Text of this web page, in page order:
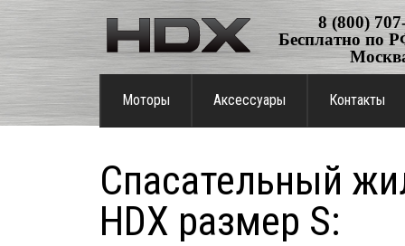
8 (800)
Бесплатно по
Моторы Аксессуары Контакты
Спасательный
HDX размер S: